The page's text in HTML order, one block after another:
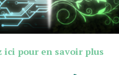
ici pour en savoir plus